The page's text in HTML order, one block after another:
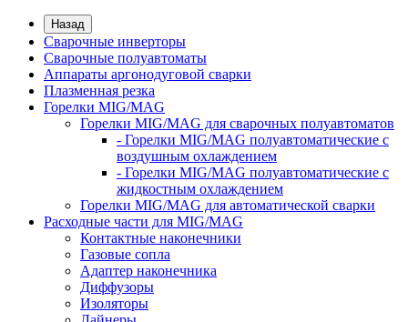
Назад
Сварочные инверторы
Сварочные полуавтоматы
Аппараты аргонодуговой сварки
Плазменная резка
Горелки MIG/MAG
Горелки MIG/MAG для сварочных полуавтоматов
- Горелки MIG/MAG полуавтоматические с
воздушным охлаждением
- Горелки MIG/MAG полуавтоматические с
жидкостным охлаждением
Горелки MIG/MAG для автоматической сварки
Расходные части для MIG/MAG
Контактные наконечники
Газовые сопла
Адаптер наконечника
Диффузоры
Изоляторы